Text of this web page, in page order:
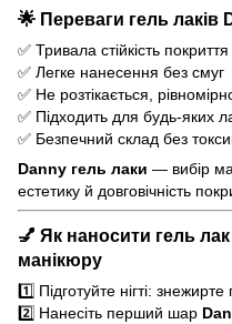
🌟 Переваги гель лаків
✅ Тривала стійкість
✅ Легке нанесення без смуг
✅ Не розтікається,
✅ Підходить для будь-яких
✅ Безпечний склад без
Danny гель лаки — вибір
естетику й довговічність
💅 Як наносити гель
манікюру
1️⃣ Підготуйте нігті:
2️⃣ Нанесіть перший шар